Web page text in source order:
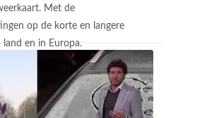
Met de
op de korte en langere
en in Europa.